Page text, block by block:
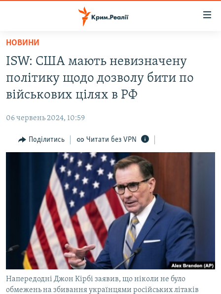
Перейти
основного
матеріалу
Перейти
до
основної
навігації
Перейти
до
ВІДЕО ТА ФОТО
БЛОГИ
ПОГЛЯД
ВСЕ ЗА ДЕНЬ
СПЕЦПРОЕКТИ
ДЕПОРТАЦІЯ
ВІДЕОУРОКИ «ELIFBE»
СВІДЧЕННЯ ОКУПАЦІЇ
УКРАЇНСЬКА ПРОБЛЕМА КРИМУ
ІНФОГРАФІКА
ЯК ОБІЙТИ БЛОКУВАННЯ
Русский
Qırımtatar
ДОЛУЧАЙСЯ!
НОВИНИ
ISW: США мають невизначену
політику щодо дозволу бити по
військових цілях в РФ
06 червень 2024, 10:59
Поділитись Читати без VPN
Напередодні Джон Кірбі заявив, що ніколи не було
обмежень на збивання українцями російських літаків